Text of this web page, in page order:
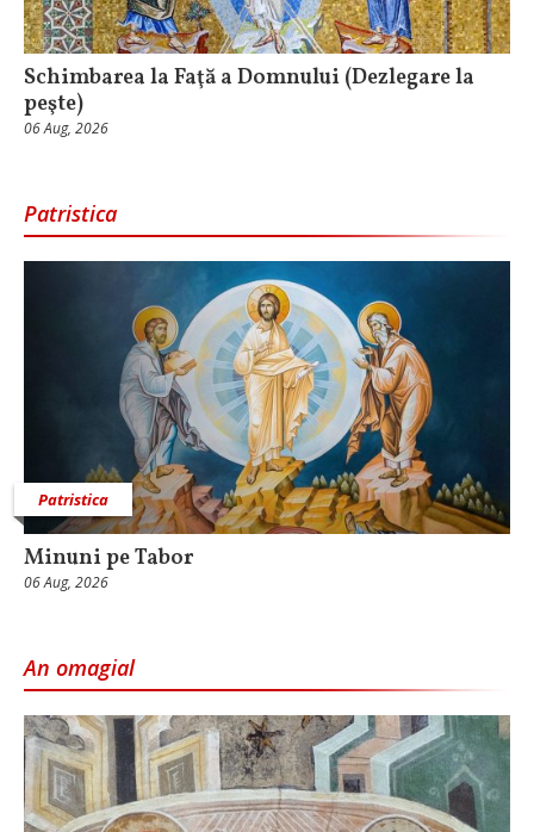
Schimbarea la Faţă a Domnului (Dezlegare la
peşte)
06 Aug, 2026
Patristica
Patristica
Minuni pe Tabor
06 Aug, 2026
An omagial